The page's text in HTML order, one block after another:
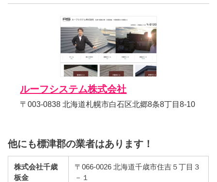
ルーフシステム株式会社
〒003-0838 北海道札幌市白石区北郷8条8丁目8-10
他にも標津郡の業者はあります！
株式会社千歳
板金
〒066-0026 北海道千歳市住吉５丁目３
－１